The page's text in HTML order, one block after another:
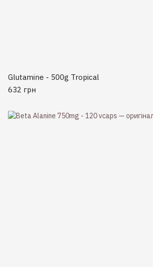
Glutamine - 500g Tropical
632 грн